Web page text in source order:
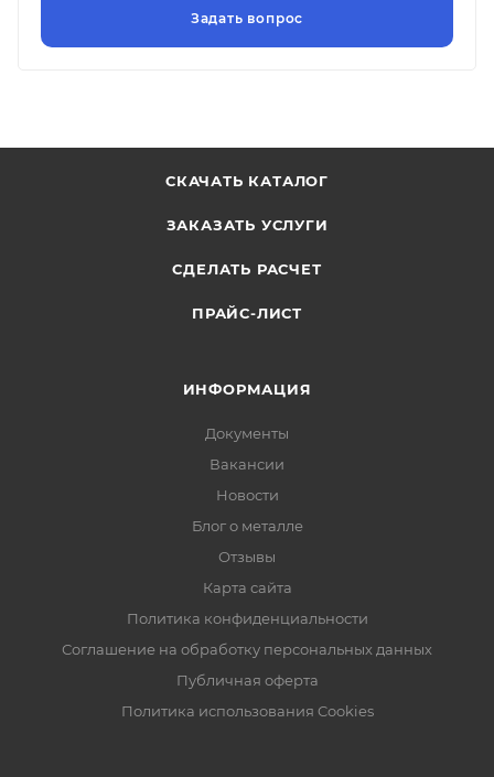
СКАЧАТЬ КАТАЛОГ
ЗАКАЗАТЬ УСЛУГИ
СДЕЛАТЬ РАСЧЕТ
ПРАЙС-ЛИСТ
ИНФОРМАЦИЯ
Документы
Вакансии
Новости
Блог о металле
Отзывы
Карта сайта
Политика конфиденциальности
Соглашение на обработку персональных данных
Публичная оферта
Политика использования Cookies